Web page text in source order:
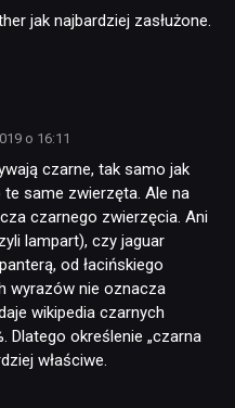
jak najbardziej zasłużone.
o 16:11
czarne, tak samo jak
same zwierzęta. Ale na
czarnego zwierzęcia. Ani
lampart), czy jaguar
od łacińskiego
wyrazów nie oznacza
wikipedia czarnych
Dlatego określenie „czarna
właściwe.